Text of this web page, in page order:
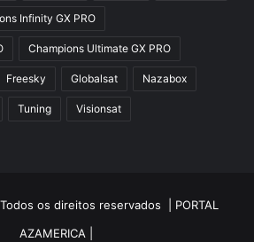
Infinity GX PRO
Champions Ultimate GX PRO
Freesky Globalsat Nazabox
Tuning Visionsat
os direitos reservados | PORTAL
AZAMERICA